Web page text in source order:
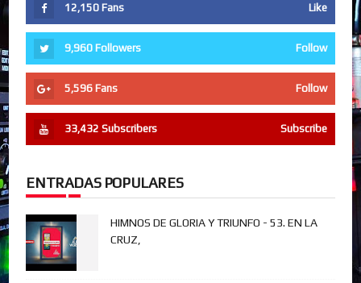
12,150 Fans Like
9,960 Followers Follow
5,596 Fans Follow
33,432 Subscribers Subscribe
ENTRADAS POPULARES
HIMNOS DE GLORIA Y TRIUNFO - 53. EN LA
CRUZ,